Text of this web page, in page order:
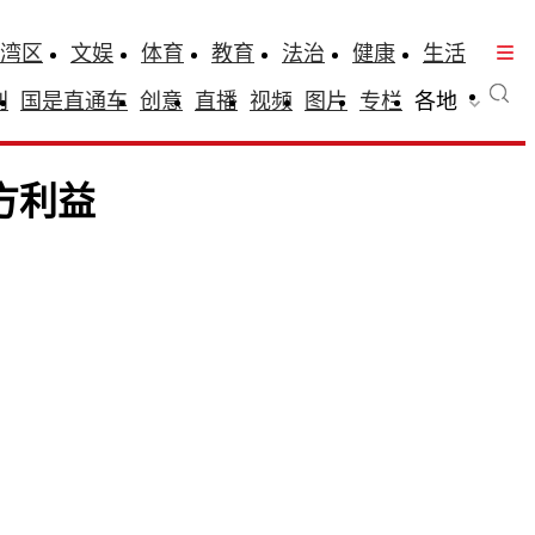
区 文娱 体育 教育 法治 健康
生活
国是直通车 创意 直播 视频 图片 专栏 各地
利益